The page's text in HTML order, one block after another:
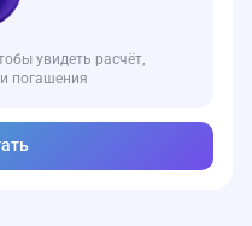
увидеть расчёт,
погашения